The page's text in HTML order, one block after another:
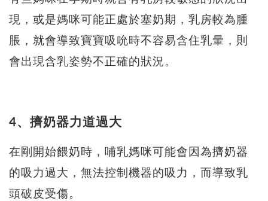
現，或是媽咪可能正處於塞奶期，乳房較為腫
脹，就會導致寶寶吸吮時不容易含住乳暈，則
會出現含乳姿勢不正確的狀況。
4、擠奶器力道過大
在剛開始餵奶時，哺乳媽咪可能會因為擠奶器
的吸力過大，無法控制機器的吸力，而導致乳
頭破皮受傷。